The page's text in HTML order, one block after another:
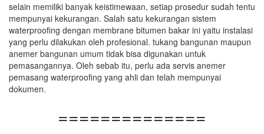
selain memiliki banyak keistimewaan, setiap prosedur sudah tentu
mempunyai kekurangan. Salah satu kekurangan sistem
waterproofing dengan membrane bitumen bakar ini yaitu instalasi
yang perlu dilakukan oleh profesional. tukang bangunan maupun
anemer bangunan umum tidak bisa digunakan untuk
pemasangannya. Oleh sebab itu, perlu ada servis anemer
pemasang waterproofing yang ahli dan telah mempunyai
dokumen.
==============